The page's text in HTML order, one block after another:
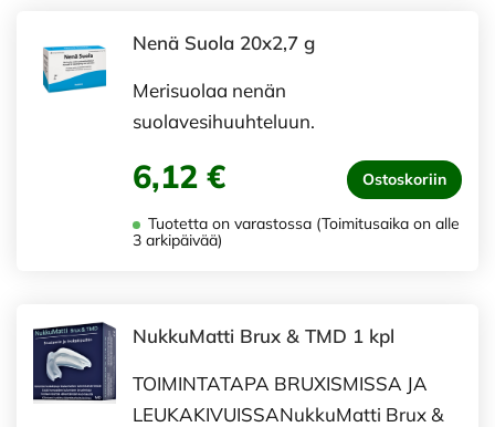
Nenä Suola 20x2,7 g
Merisuolaa nenän
suolavesihuuhteluun.
6,12 € Ostoskoriin
Tuotetta on varastossa (Toimitusaika on alle
3 arkipäivää)
NukkuMatti Brux & TMD 1 kpl
TOIMINTATAPA BRUXISMISSA JA
LEUKAKIVUISSANukkuMatti Brux &